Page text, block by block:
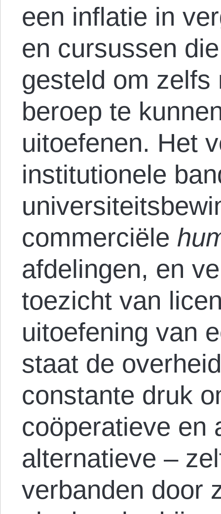
een inflatie in
en cursussen
gesteld om zelfs
beroep te
uitoefenen. Het
institutionele
commerciële
afdelingen, en
toezicht van
uitoefening van
staat de
constante druk
coöperatieve en
alternatieve –
verbanden door